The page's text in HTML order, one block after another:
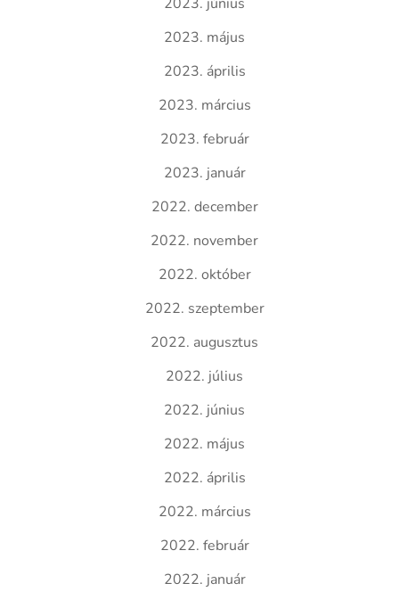
2023. május
2023. április
2023. március
2023. február
2023. január
2022. december
2022. november
2022. október
2022. szeptember
2022. augusztus
2022. július
2022. június
2022. május
2022. április
2022. március
2022. február
2022. január